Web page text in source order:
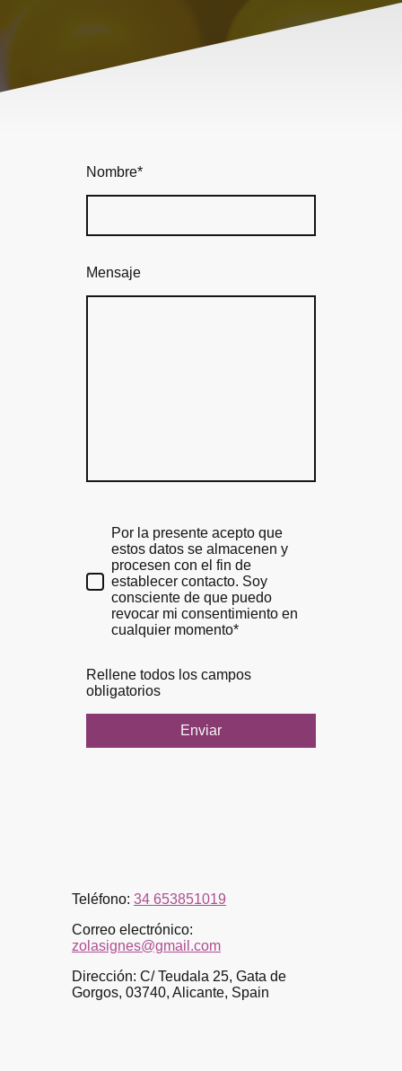
Nombre*
Mensaje
Por la presente acepto que
estos datos se almacenen y
procesen con el fin de
establecer contacto. Soy
consciente de que puedo
revocar mi consentimiento en
cualquier momento*
Rellene todos los campos
obligatorios
Enviar
Teléfono: 34 653851019
Correo electrónico:
zolasignes@gmail.com
Dirección: C/ Teudala 25, Gata de
Gorgos, 03740, Alicante, Spain